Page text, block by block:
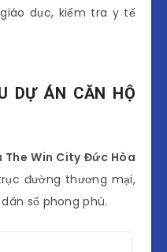
dục, kiểm tra y tế
DỰ ÁN CĂN HỘ
The Win City Đức Hòa
đường thương mại,
số phong phú.